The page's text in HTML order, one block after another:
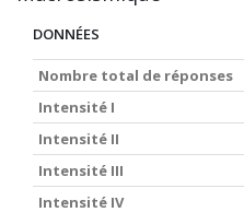
DONNÉES
Nombre total de réponses
Intensité I
Intensité II
Intensité III
Intensité IV